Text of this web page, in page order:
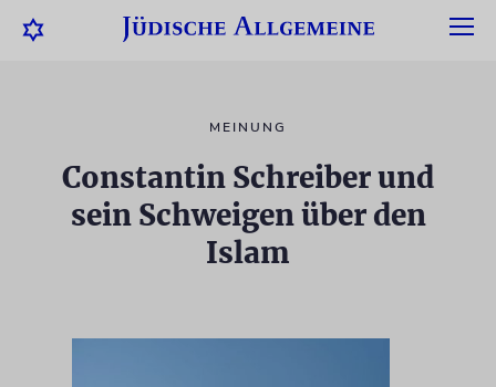
MEINUNG
Constantin Schreiber und
sein Schweigen über den
Islam